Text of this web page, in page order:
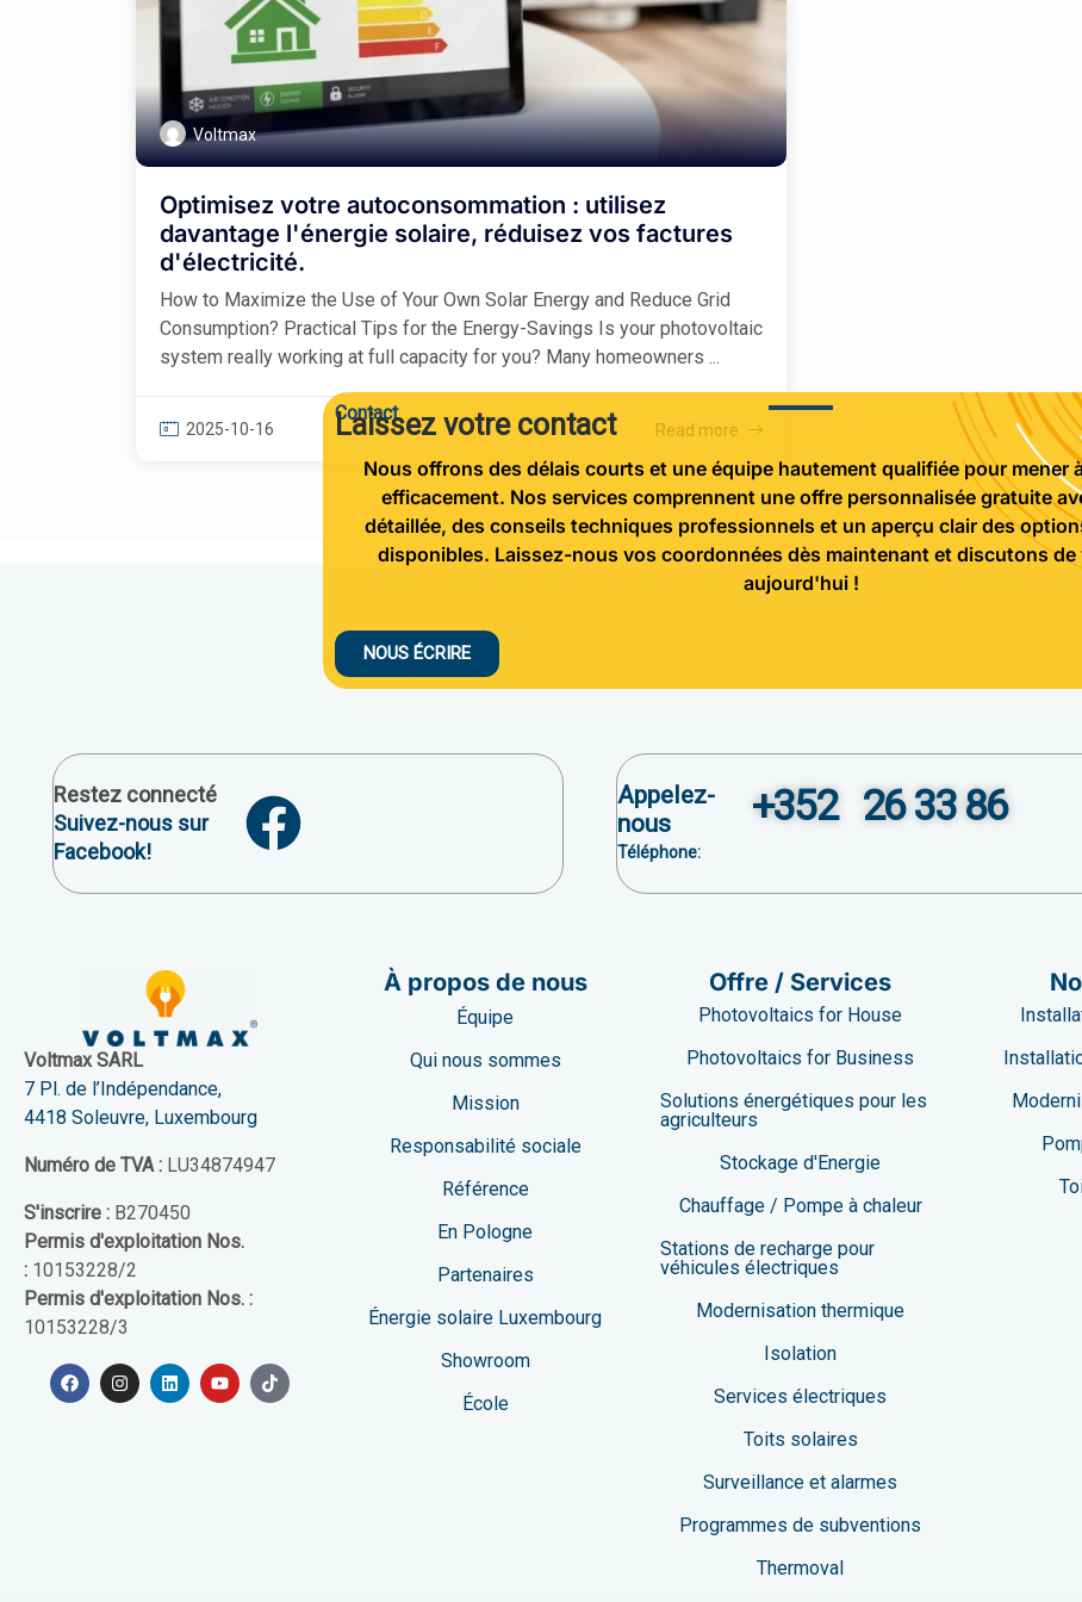
Voltmax
Optimisez votre autoconsommation : utilisez
davantage l'énergie solaire, réduisez vos factures
d'électricité.
How to Maximize the Use of Your Own Solar Energy and Reduce Grid
Consumption? Practical Tips for the Energy-Savings Is your photovoltaic
system really working at full capacity for you? Many homeowners ...
2025-10-16 Read more
Contact
Laissez votre contact
Nous offrons des délais courts et une équipe hautement qualifiée pour mener
efficacement. Nos services comprennent une offre personnalisée gratuite
détaillée, des conseils techniques professionnels et un aperçu clair des
disponibles. Laissez-nous vos coordonnées dès maintenant et discutons
aujourd'hui !
NOUS ÉCRIRE
Restez connecté
Suivez-nous sur
Facebook!
Appelez-
nous
Téléphone:
+352 26 33 86
Voltmax SARL
7 Pl. de l’Indépendance,
4418 Soleuvre, Luxembourg
Numéro de TVA : LU34874947
S'inscrire : B270450
Permis d'exploitation Nos.
: 10153228/2
Permis d'exploitation Nos. :
10153228/3
À propos de nous
Équipe
Qui nous sommes
Mission
Responsabilité sociale
Référence
En Pologne
Partenaires
Énergie solaire Luxembourg
Showroom
École
Offre / Services
Photovoltaics for House
Photovoltaics for Business
Solutions énergétiques pour les
agriculteurs
Stockage d'Energie
Chauffage / Pompe à chaleur
Stations de recharge pour
véhicules électriques
Modernisation thermique
Isolation
Services électriques
Toits solaires
Surveillance et alarmes
Programmes de subventions
Thermoval